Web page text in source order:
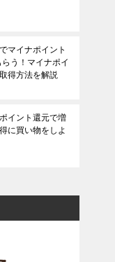
マイナポイント
う！マイナポイ
得方法を解説
イント還元で増
に買い物をしよ